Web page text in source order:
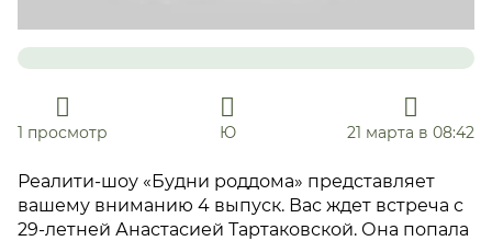
1 просмотр Ю 21 марта в 08:42
Реалити-шоу «Будни роддома» представляет
вашему вниманию 4 выпуск. Вас ждет встреча с
29-летней Анастасией Тартаковской. Она попала